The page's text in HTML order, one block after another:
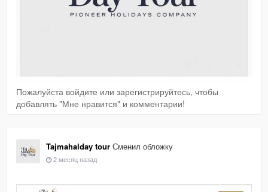
Пожалуйста войдите или зарегистрируйтесь, чтобы
добавлять "Мне нравится" и комментарии!
Tajmahalday tour Сменил обложку
2 месяц назад